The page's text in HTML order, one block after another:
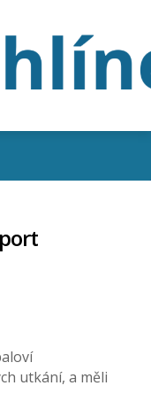
utkání, a měli